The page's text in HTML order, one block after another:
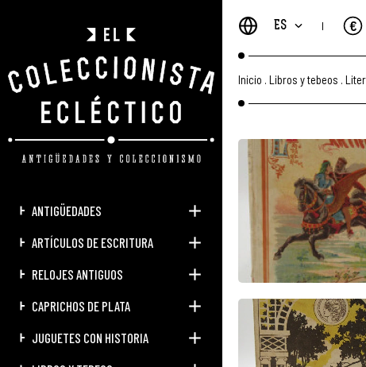
ANTIGÜEDADES
ARTÍCULOS DE ESCRITURA
RELOJES ANTIGUOS
CAPRICHOS DE PLATA
JUGUETES CON HISTORIA
ES €
Inicio Libros y tebeos